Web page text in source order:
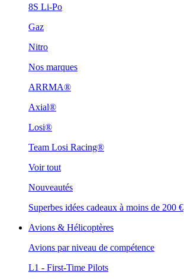
8S Li-Po
Gaz
Nitro
Nos marques
ARRMA®
Axial®
Losi®
Team Losi Racing®
Voir tout
Nouveautés
Superbes idées cadeaux à moins de 200 €
Avions & Hélicoptères
Avions par niveau de compétence
L1 - First-Time Pilots